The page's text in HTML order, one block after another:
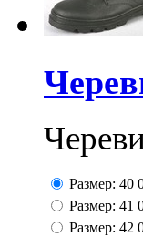
Размер: 40
Размер: 41
Размер: 42